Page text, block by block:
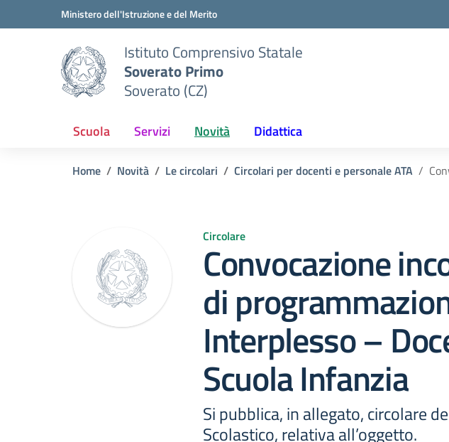
Vai ai contenuti
Vai al menu di navigazioneMinistero dell'Istruzione e del Merito
Istituto Comprensivo Statale
Soverato Primo
Soverato (CZ)
Scuola Servizi Novità Didattica
Home Novità Le circolari Circolari per docenti e personale ATA
Circolare
Convocazione
di
Interplesso –
Scuola Infanzia
Si pubblica, in allegato, circolare
Scolastico, relativa all’oggetto.